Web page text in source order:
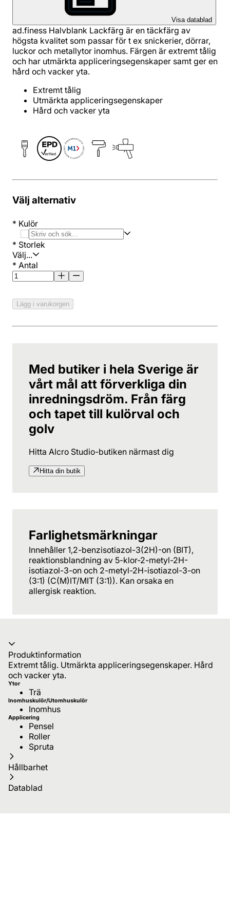
Visa datablad
ad.finess Halvblank Lackfärg är en täckfärg av
högsta kvalitet som passar för t ex snickerier, dörrar,
luckor och metallytor inomhus. Färgen är extremt tålig
och har utmärkta appliceringsegenskaper samt ger en
hård och vacker yta.
Extremt tålig
Utmärkta appliceringsegenskaper
Hård och vacker yta
Välj alternativ
* Kulör
* Storlek
Välj...
* Antal
Lägg i varukorgen
Med butiker i hela Sverige är
vårt mål att förverkliga din
inredningsdröm. Från färg
och tapet till kulörval och
golv
Hitta Alcro Studio-butiken närmast dig
Hitta din butik
Farlighetsmärkningar
Innehåller 1,2-benzisotiazol-3(2H)-on (BIT),
reaktionsblandning av 5-klor-2-metyl-2H-
isotiazol-3-on och 2-metyl-2H-isotiazol-3-on
(3:1) (C(M)IT/MIT (3:1)). Kan orsaka en
allergisk reaktion.
Produktinformation
Extremt tålig. Utmärkta appliceringsegenskaper. Hård
och vacker yta.
Ytor
Trä
Inomhuskulör/Utomhuskulör
Inomhus
Applicering
Pensel
Roller
Spruta
Hållbarhet
Datablad